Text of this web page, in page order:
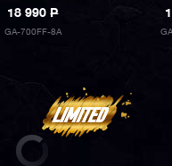
18 990P
GA-700FF-8A